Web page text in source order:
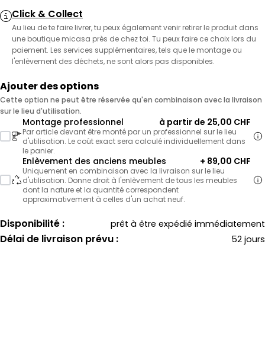
Click & Collect
Au lieu de te faire livrer, tu peux également venir retirer le produit dans
une boutique micasa près de chez toi. Tu peux faire ce choix lors du
paiement. Les services supplémentaires, tels que le montage ou
l'enlèvement des déchets, ne sont alors pas disponibles.
Ajouter des options
Cette option ne peut être réservée qu'en combinaison avec la livraison
sur le lieu d'utilisation.
Montage professionnel à partir de 25,00 CHF
Par article devant être monté par un professionnel sur le lieu
d'utilisation. Le coût exact sera calculé individuellement dans
le panier.
Enlèvement des anciens meubles + 89,00 CHF
Uniquement en combinaison avec la livraison sur le lieu
d'utilisation. Donne droit à l'enlèvement de tous les meubles
dont la nature et la quantité correspondent
approximativement à celles d'un achat neuf.
Disponibilité : prêt à être expédié immédiatement
Délai de livraison prévu : 52 jours